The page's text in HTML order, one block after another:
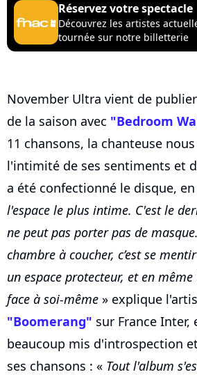
Réservez votre spectacle
Découvrez les artistes
tournée sur notre billetterie
November Ultra vient de
de la saison avec "Bedroom
11 chansons, la chanteuse
l'intimité de ses sentiments et
a été confectionné le disque,
l'espace le plus intime. C'est le
ne peut pas porter pas de
chambre à coucher, c’est se
un espace protecteur, et en
face à soi-même » explique
"Boomerang" sur France Inter,
beaucoup mis d'introspection
ses chansons : « Tout l'album